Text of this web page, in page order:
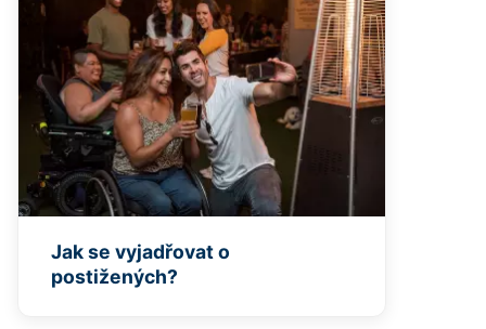
Jak se vyjadřovat o
postižených?